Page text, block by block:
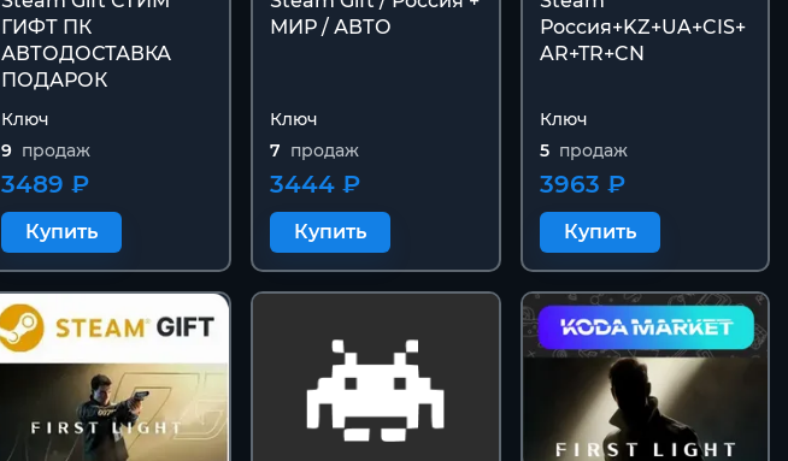
ГИФТ ПК
АВТОДОСТАВКА
ПОДАРОК
Ключ
9 продаж
3489 ₽
Купить
МИР / АВТО
Ключ
7 продаж
3444 ₽
Купить
Россия+KZ+UA+CIS+
AR+TR+CN
Ключ
5 продаж
3963 ₽
Купить